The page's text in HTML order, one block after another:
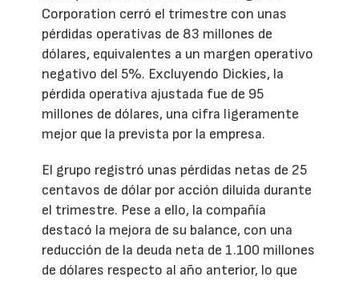
Corporation cerró el trimestre con unas
pérdidas operativas de 83 millones de
dólares, equivalentes a un margen operativo
negativo del 5%. Excluyendo Dickies, la
pérdida operativa ajustada fue de 95
millones de dólares, una cifra ligeramente
mejor que la prevista por la empresa.
El grupo registró unas pérdidas netas de 25
centavos de dólar por acción diluida durante
el trimestre. Pese a ello, la compañía
destacó la mejora de su balance, con una
reducción de la deuda neta de 1.100 millones
de dólares respecto al año anterior, lo que